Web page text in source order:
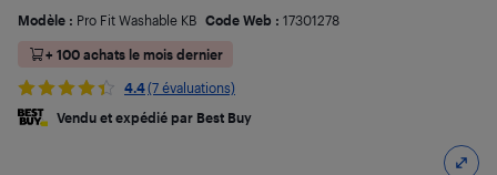
Modèle : Pro Fit Washable KB Code Web : 17301278
+ 100 achats le mois dernier
4.4(7 évaluations)
Vendu et expédié par Best Buy